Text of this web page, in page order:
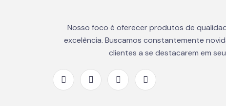
Nosso foco é oferecer produtos de
excelência. Buscamos constantemente
clientes a se destacarem em